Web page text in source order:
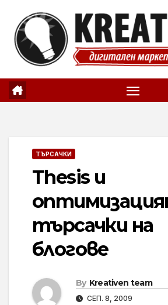
content
ТЪРСАЧКИ
Thesis и
търсачки на
блогове
By Kreativen team
СЕП. 8, 2009